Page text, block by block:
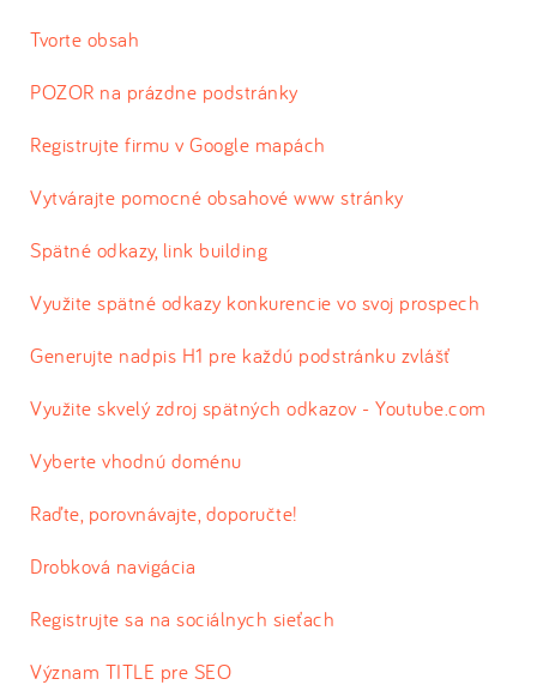
Tvorte obsah
POZOR na prázdne podstránky
Registrujte firmu v Google mapách
Vytvárajte pomocné obsahové www stránky
Spätné odkazy, link building
Využite spätné odkazy konkurencie vo svoj prospech
Generujte nadpis H1 pre každú podstránku zvlášť
Využite skvelý zdroj spätných odkazov - Youtube.com
Vyberte vhodnú doménu
Raďte, porovnávajte, doporučte!
Drobková navigácia
Registrujte sa na sociálnych sieťach
Význam TITLE pre SEO